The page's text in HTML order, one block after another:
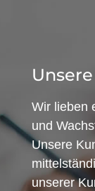
Wir lieben
und
Unsere
unserer